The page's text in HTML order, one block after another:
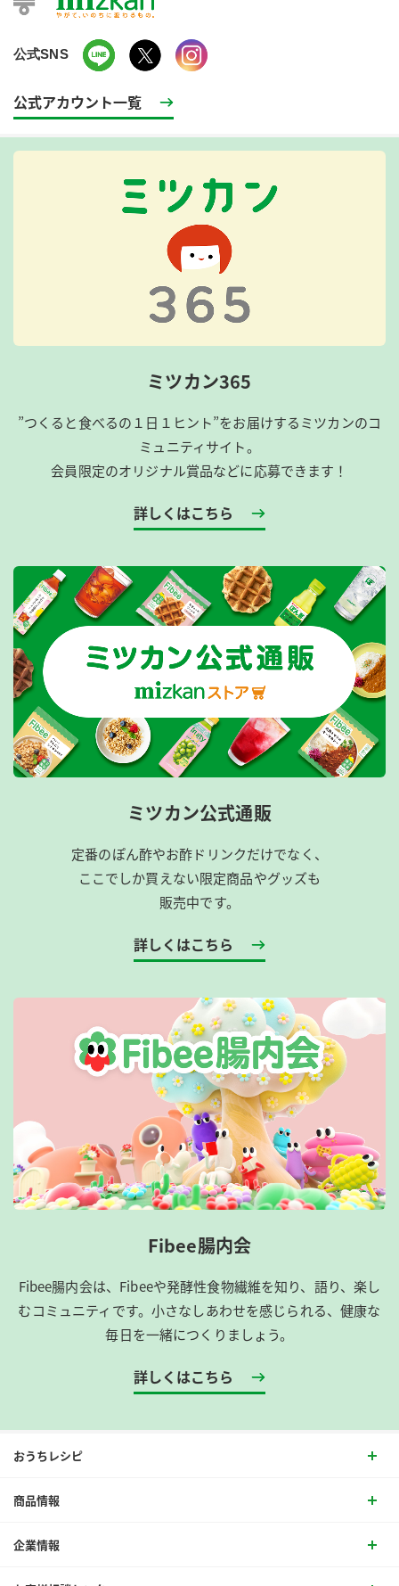
公式SNS
公式アカウント一覧
ミツカン365
”つくると食べるの１日１ヒント”をお届けするミツカンのコ
ミュニティサイト。
会員限定のオリジナル賞品などに応募できます！
詳しくはこちら
ミツカン公式通販
定番のぽん酢やお酢ドリンクだけでなく、
ここでしか買えない限定商品やグッズも
販売中です。
詳しくはこちら
Fibee腸内会
Fibee腸内会は、​Fibeeや発酵性食物繊維を知り、語り、楽し
むコミュニティです。​小さなしあわせを感じられる、健康な
毎日を一緒につくりましょう。
詳しくはこちら
おうちレシピ
商品情報
企業情報